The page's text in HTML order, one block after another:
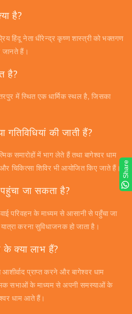
है?
हिंदू नेता धीरेन्द्र कृष्ण शास्त्री को भक्तगण
जानते हैं।
है?
में स्थित एक धार्मिक स्थल है, जिसका
गतिविधियां की जाती हैं?
समारोहों में भाग लेते हैं तथा बागेश्वर धाम
और चिकित्सा शिविर भी आयोजित किए जाते हैं।
जा सकता है?
परिवहन के माध्यम से आसानी से पहुँचा जा
करना सुविधाजनक हो जाता है।
के क्या लाभ हैं?
प्राप्त करने और बागेश्वर धाम
सभाओं के माध्यम से अपनी समस्याओं के
धाम आते हैं।
Share